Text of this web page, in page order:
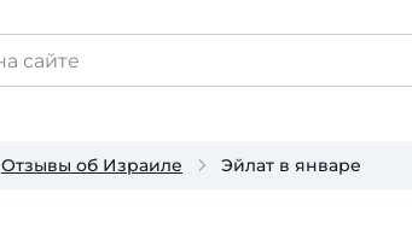
Отзывы об Израиле Эйлат в январе